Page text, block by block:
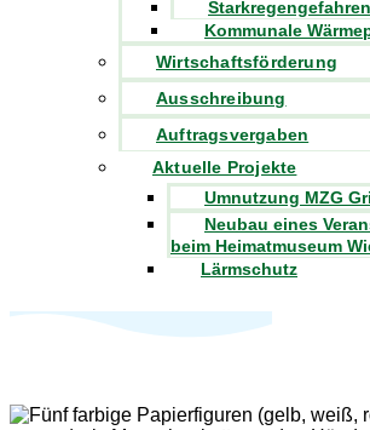
Kommunale
Wirtschaftsförderung
Ausschreibung
Auftragsvergaben
Aktuelle Projekte
Umnutzung MZG
Neubau eines
beim Heimatmuseum
Lärmschutz